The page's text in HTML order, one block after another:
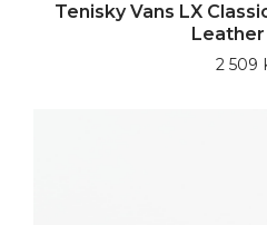
Tenisky Vans LX
Leather
2 509